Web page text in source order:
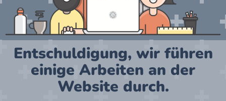
Entschuldigung, wir führen
einige Arbeiten an der
Website durch.